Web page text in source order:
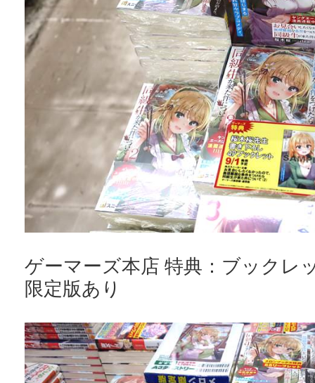
ゲーマーズ本店 特典：ブックレ
限定版あり